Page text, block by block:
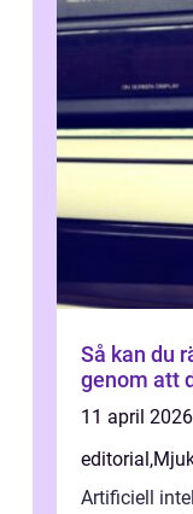
Så kan du
genom att
11 april 2026
editorial,
Artificiell